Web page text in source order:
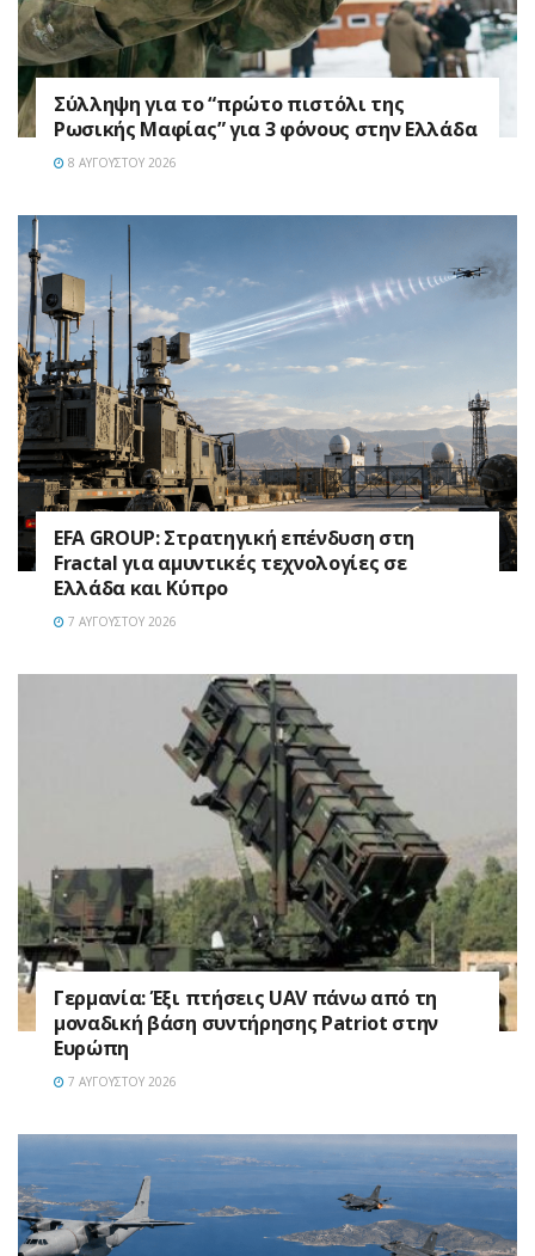
Σύλληψη για το “πρώτο πιστόλι της
Ρωσικής Μαφίας” για 3 φόνους στην Ελλάδα
8 ΑΥΓΟΎΣΤΟΥ 2026
EFA GROUP: Στρατηγική επένδυση στη
Fractal για αμυντικές τεχνολογίες σε
Ελλάδα και Κύπρο
7 ΑΥΓΟΎΣΤΟΥ 2026
Γερμανία: Έξι πτήσεις UAV πάνω από τη
μοναδική βάση συντήρησης Patriot στην
Ευρώπη
7 ΑΥΓΟΎΣΤΟΥ 2026